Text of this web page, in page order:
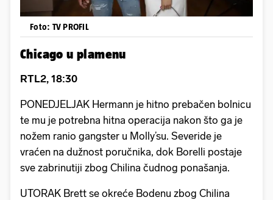
Foto: TV PROFIL
Chicago u plamenu
RTL2, 18:30
PONEDJELJAK Hermann je hitno prebačen bolnicu
te mu je potrebna hitna operacija nakon što ga je
nožem ranio gangster u Molly’su. Severide je
vraćen na dužnost poručnika, dok Borelli postaje
sve zabrinutiji zbog Chilina čudnog ponašanja.
UTORAK Brett se okreće Bodenu zbog Chilina